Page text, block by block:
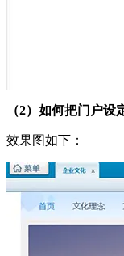
（2）如何把门户设
效果图如下：